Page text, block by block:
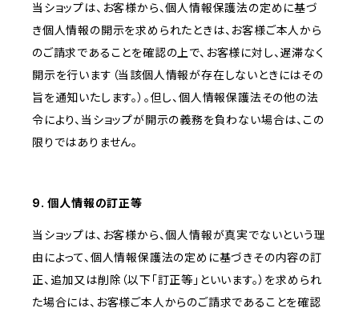
当ショップは、お客様から、個人情報保護法の定めに基づ
き個人情報の開示を求められたときは、お客様ご本人から
のご請求であることを確認の上で、お客様に対し、遅滞なく
開示を行います（当該個人情報が存在しないときにはその
旨を通知いたします。）。但し、個人情報保護法その他の法
令により、当ショップが開示の義務を負わない場合は、この
限りではありません。
9. 個人情報の訂正等
当ショップは、お客様から、個人情報が真実でないという理
由によって、個人情報保護法の定めに基づきその内容の訂
正、追加又は削除（以下「訂正等」といいます。）を求められ
た場合には、お客様ご本人からのご請求であることを確認